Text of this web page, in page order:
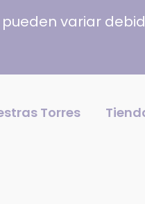
variar
Torres